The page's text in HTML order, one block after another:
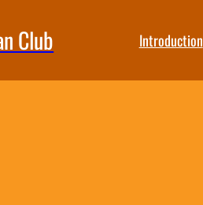
Club Introduction